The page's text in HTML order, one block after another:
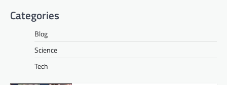
Categories
Blog
Science
Tech